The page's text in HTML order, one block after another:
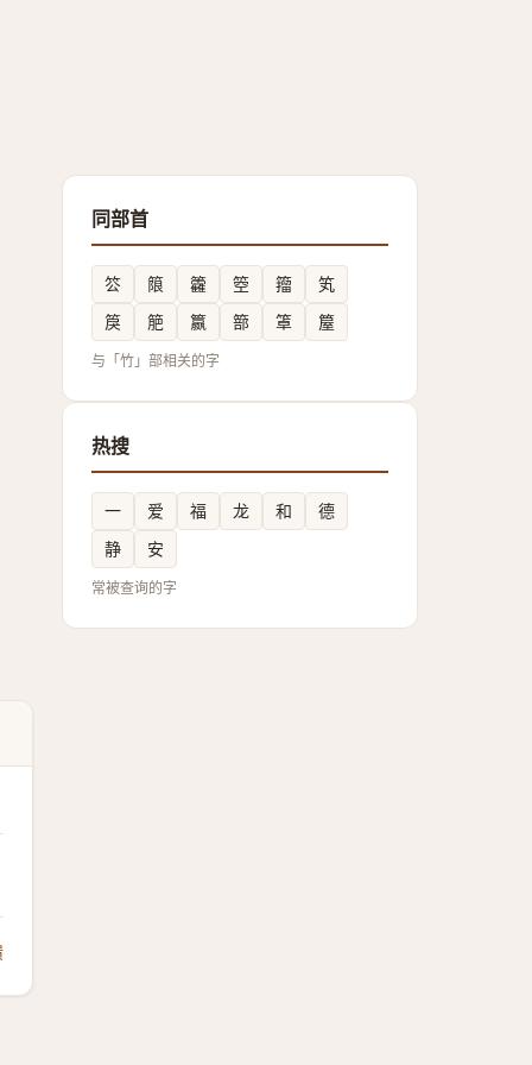
同部首
䇗 䈨 籱 箜 籀
笂
䈆
䈈 籝 篰 䈇 箼
与「竹」部相关的字
热搜
一 爱 福 龙 和
德
静
安
常被查询的字